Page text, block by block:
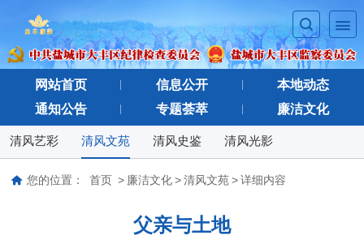
网站首页 信息公开
本地动态
通知公告
专题荟萃 廉洁文化
清风艺彩 清风文苑 清风史鉴 清风光影
您的位置： 首页 > 廉洁文化 > 清风文苑 > 详细内容
父亲与土地